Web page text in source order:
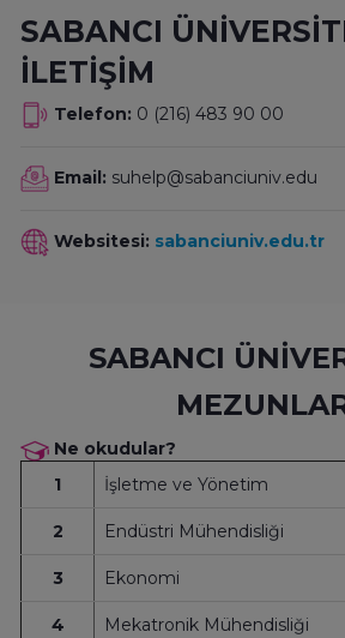
SABANCI
İLETİŞİM
Telefon: 0 (216) 483 90 00
Email: suhelp@sabanciuniv.edu
Websitesi: sabanciuniv.edu.tr
SABANCI
Ne okudular?
1
İşletme ve Yönetim
2 Endüstri Mühendisliği
3 Ekonomi
4 Mekatronik Mühendisliği